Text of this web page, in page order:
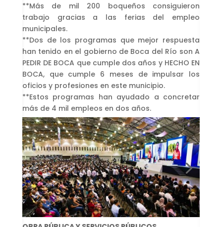
**Más de mil 200 boqueños consiguieron
trabajo gracias a las ferias del empleo
municipales.
**Dos de los programas que mejor respuesta
han tenido en el gobierno de Boca del Río son A
PEDIR DE BOCA que cumple dos años y HECHO EN
BOCA, que cumple 6 meses de impulsar los
oficios y profesiones en este municipio.
**Estos programas han ayudado a concretar
más de 4 mil empleos en dos años.